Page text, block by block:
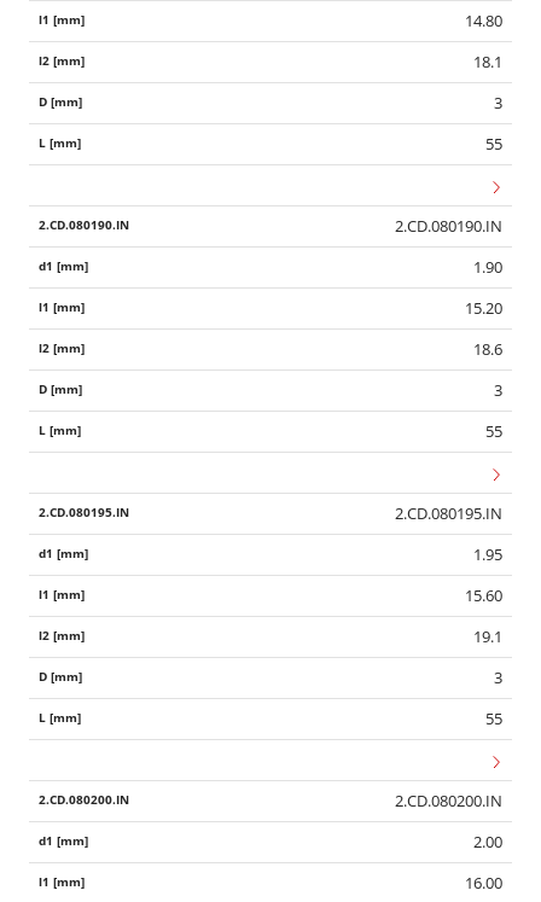
14.80
18.1
3
55
2.CD.080190.IN
1.90
15.20
18.6
3
55
2.CD.080195.IN
1.95
15.60
19.1
3
55
2.CD.080200.IN
2.00
16.00